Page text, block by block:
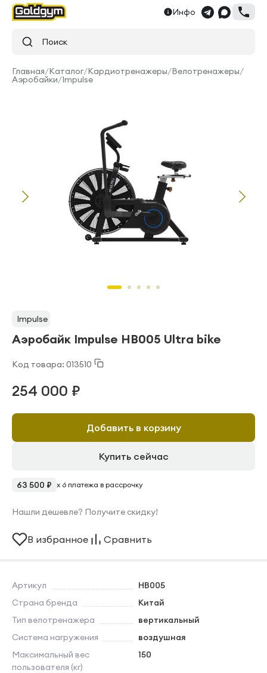
Инфо
Поиск
Главная/Каталог/Кардиотренажеры/Велотренажеры/
Аэробайки/Impulse
Impulse
Аэробайк Impulse HB005 Ultra bike
Код товара: 013510
Артикул
HB005
Страна бренда
Китай
Тип велотренажера
вертикальный
Система нагружения
воздушная
Максимальный вес
пользователя (кг)
150
254 000 ₽
Добавить в корзину
Купить сейчас
63 500 ₽ x 6 платежа в рассрочку
Нашли дешевле? Получите скидку!
В избранное Сравнить